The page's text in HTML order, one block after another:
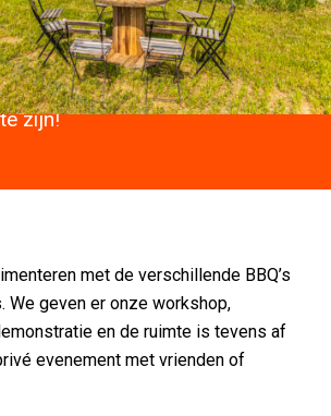
alle gemakken voorzien, een
nabij, koelingen met de
en drankjes, alleen al een
zijn!
met de verschillende BBQ’s
We geven er onze workshop,
en de ruimte is tevens af
evenement met vrienden of